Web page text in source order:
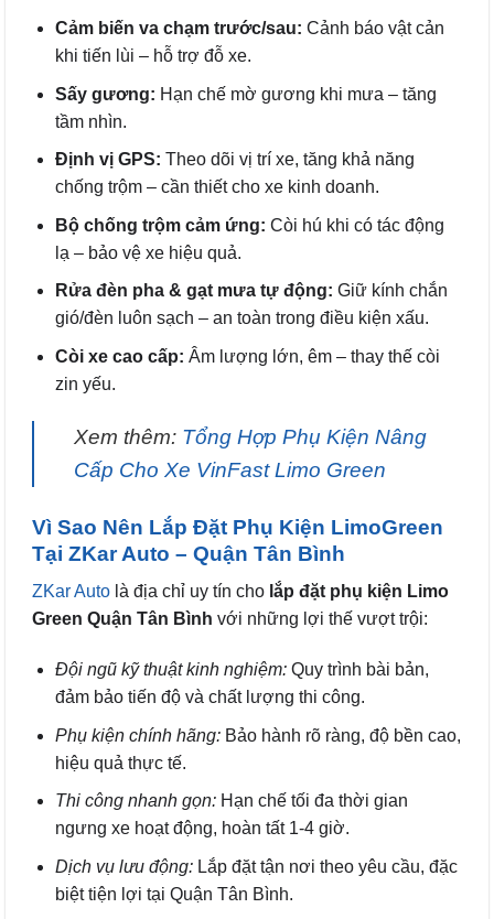
Cảm biến va chạm trước/sau: Cảnh báo vật cản
khi tiến lùi – hỗ trợ đỗ xe.
Sấy gương: Hạn chế mờ gương khi mưa – tăng
tầm nhìn.
Định vị GPS: Theo dõi vị trí xe, tăng khả năng
chống trộm – cần thiết cho xe kinh doanh.
Bộ chống trộm cảm ứng: Còi hú khi có tác động
lạ – bảo vệ xe hiệu quả.
Rửa đèn pha & gạt mưa tự động: Giữ kính chắn
gió/đèn luôn sạch – an toàn trong điều kiện xấu.
Còi xe cao cấp: Âm lượng lớn, êm – thay thế còi
zin yếu.
Xem thêm: Tổng Hợp Phụ Kiện Nâng
Cấp Cho Xe VinFast Limo Green
Vì Sao Nên Lắp Đặt Phụ Kiện LimoGreen
Tại ZKar Auto – Quận Tân Bình
ZKar Auto là địa chỉ uy tín cho lắp đặt phụ kiện Limo
Green Quận Tân Bình với những lợi thế vượt trội:
Đội ngũ kỹ thuật kinh nghiệm:Quy trình bài bản,
đảm bảo tiến độ và chất lượng thi công.
Phụ kiện chính hãng:Bảo hành rõ ràng, độ bền cao,
hiệu quả thực tế.
Thi công nhanh gọn:Hạn chế tối đa thời gian
ngưng xe hoạt động, hoàn tất 1-4 giờ.
Dịch vụ lưu động:Lắp đặt tận nơi theo yêu cầu, đặc
biệt tiện lợi tại Quận Tân Bình.